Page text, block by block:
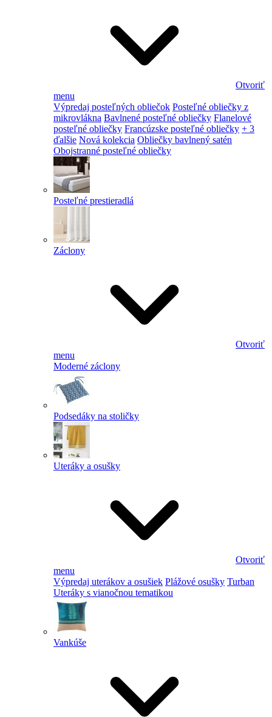
Otvoriť
menu
Výpredaj posteľných obliečok Posteľné obliečky z
mikrovlákna Bavlnené posteľné obliečky Flanelové
posteľné obliečky Francúzske posteľné obliečky + 3
ďalšie Nová kolekcia Obliečky bavlnený satén
Obojstranné posteľné obliečky
Posteľné prestieradlá
Záclony
Otvoriť
menu
Moderné záclony
Podsedáky na stoličky
Uteráky a osušky
Otvoriť
menu
Výpredaj uterákov a osušiek Plážové osušky Turban
Uteráky s vianočnou tematikou
Vankúše